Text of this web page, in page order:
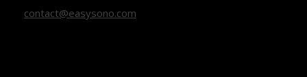
contact@easysono.com